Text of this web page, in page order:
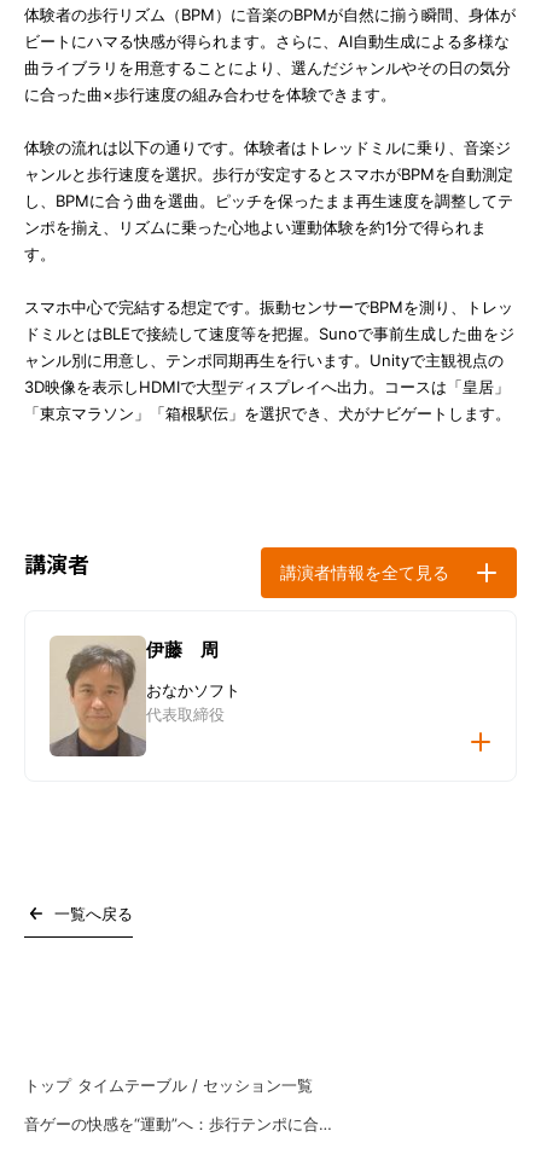
トップ タイムテーブル / セッション一覧
音ゲーの快感を“運動”へ：歩行テンポに合わせて音楽が変わるリズム同期体験
体験者の歩行リズム（BPM）に音楽のBPMが自然に揃う瞬間、身体が
ビートにハマる快感が得られます。さらに、AI自動生成による多様な
曲ライブラリを用意することにより、選んだジャンルやその日の気分
に合った曲×歩行速度の組み合わせを体験できます。
体験の流れは以下の通りです。体験者はトレッドミルに乗り、音楽ジ
ャンルと歩行速度を選択。歩行が安定するとスマホがBPMを自動測定
し、BPMに合う曲を選曲。ピッチを保ったまま再生速度を調整してテ
ンポを揃え、リズムに乗った心地よい運動体験を約1分で得られま
す。
スマホ中心で完結する想定です。振動センサーでBPMを測り、トレッ
ドミルとはBLEで接続して速度等を把握。Sunoで事前生成した曲をジ
ャンル別に用意し、テンポ同期再生を行います。Unityで主観視点の
3D映像を表示しHDMIで大型ディスプレイへ出力。コースは「皇居」
「東京マラソン」「箱根駅伝」を選択でき、犬がナビゲートします。
講演者 講演者情報を全て見る
伊藤 周
おなかソフト
代表取締役
一覧へ戻る